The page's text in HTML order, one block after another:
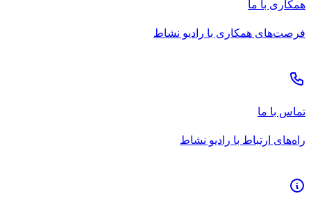
همکاری با ما
فرصت‌های همکاری با رادیو نشاط
تماس با ما
راه‌های ارتباط با رادیو نشاط